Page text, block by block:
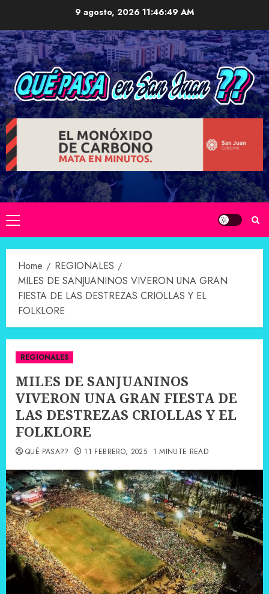
content
9 agosto, 2026 11:46:50 AM
Primary
Menu
Home
REGIONALES
MILES DE SANJUANINOS VIVERON UNA GRAN
FIESTA DE LAS DESTREZAS CRIOLLAS Y EL
FOLKLORE
REGIONALES
MILES DE SANJUANINOS
VIVERON UNA GRAN FIESTA DE
LAS DESTREZAS CRIOLLAS Y EL
FOLKLORE
QUÉ PASA?? 11 FEBRERO, 2025 1 MINUTE READ